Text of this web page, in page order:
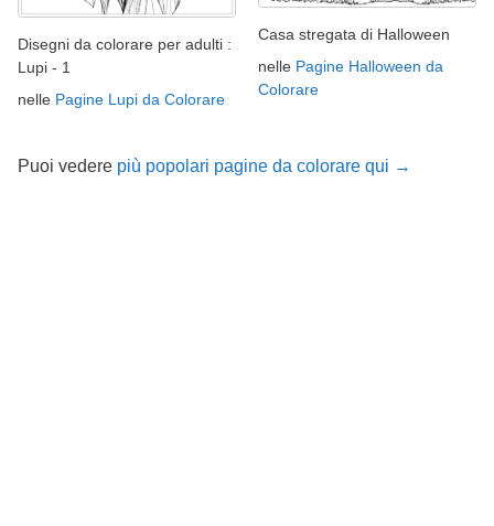
Disegni da colorare per adulti :
Lupi - 1
nelle Pagine Lupi da Colorare
Casa stregata di Halloween
nelle Pagine Halloween da
Colorare
Puoi vedere più popolari pagine da colorare qui →